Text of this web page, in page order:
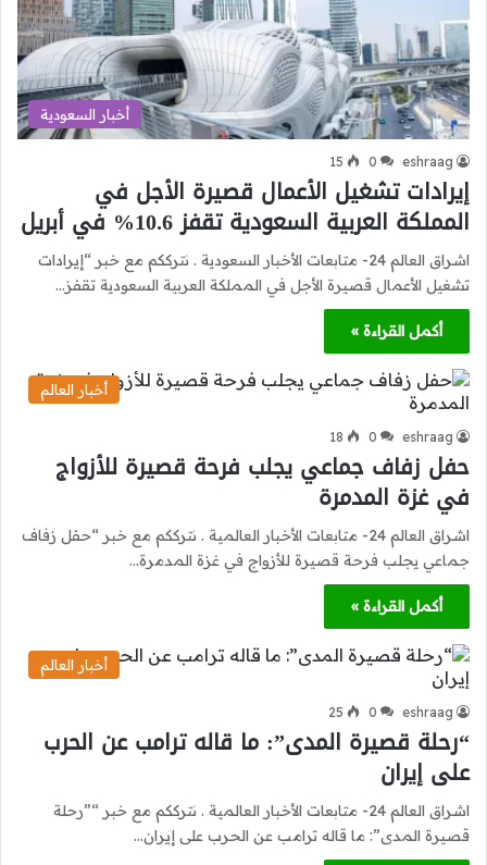
أخبار السعودية
eshraag
0
15
إيرادات تشغيل الأعمال قصيرة الأجل في
المملكة العربية السعودية تقفز 10.6% في أبريل
اشراق العالم 24- متابعات الأخبار السعودية . نترككم مع خبر “إيرادات
تشغيل الأعمال قصيرة الأجل في المملكة العربية السعودية تقفز…
أكمل القراءة »
أخبار العالم
eshraag
0
18
حفل زفاف جماعي يجلب فرحة قصيرة للأزواج
في غزة المدمرة
اشراق العالم 24- متابعات الأخبار العالمية . نترككم مع خبر “حفل زفاف
جماعي يجلب فرحة قصيرة للأزواج في غزة المدمرة…
أكمل القراءة »
أخبار العالم
eshraag
0
25
“رحلة قصيرة المدى”: ما قاله ترامب عن الحرب
على إيران
اشراق العالم 24- متابعات الأخبار العالمية . نترككم مع خبر “”رحلة
قصيرة المدى”: ما قاله ترامب عن الحرب على إيران…